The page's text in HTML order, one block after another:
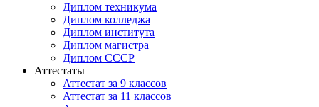
Диплом техникума
Диплом колледжа
Диплом института
Диплом магистра
Диплом СССР
Аттестаты
Аттестат за 9 классов
Аттестат за 11 классов